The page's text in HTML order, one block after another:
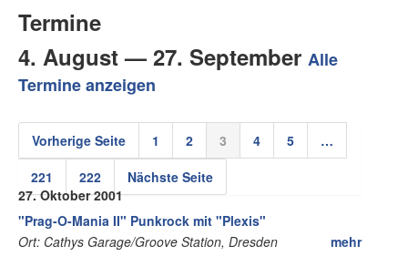
Termine
4. August — 27. September Alle
Termine anzeigen
Vorherige Seite 1 2 3 4 5
…
221
222
Nächste Seite
27. Oktober 2001
"Prag-O-Mania II" Punkrock mit "Plexis"
mehr
Ort: Cathys Garage/Groove Station, Dresden